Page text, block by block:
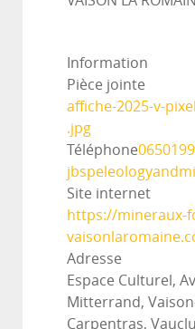
Information
Pièce jointe
affiche-2025-v-
.jpg
Téléphone
Site internet
https://mineraux-
Adresse
Espace Culturel,
Mitterrand,
Carpentras,